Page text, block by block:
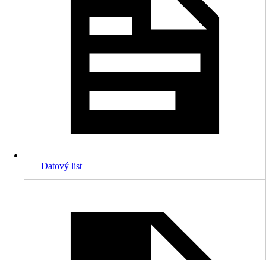
Datový list